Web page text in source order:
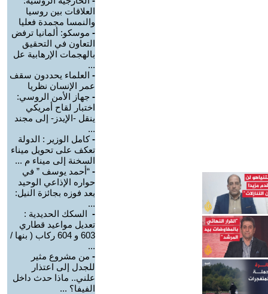
العلاقات بين روسيا
والنمسا مجمدة فعليا
- موسكو: ألمانيا ترفض
التعاون في التحقيق
بالهجمات الإرهابية عل
...
- العلماء يحددون سقف
عمر الإنسان نظريا
- جهاز الأمن الروسي:
اختبار لقاح أمريكي
ينقل -الإيدز- إلى مجند
...
-كامل الوزير : الدولة
تعكف على تحويل ميناء
السخنة إلى ميناء م ...
- “أحمد يوسف ” في
حواره الإذاعي الوحيد
بعد فوزه بجائزة النيل:
...
- السكك الحديدية :
تعديل مواعيد قطاري
603 و 604 ركاب ( بنها /
...
- من مشروع مثير
للجدل إلى اعتذار
علني.. ماذا حدث داخل
الفيفا؟ ...